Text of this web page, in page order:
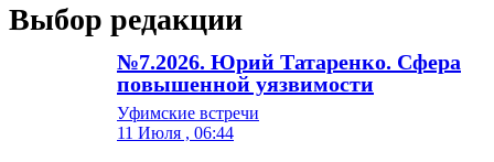
Выбор редакции
№7.2026. Юрий Татаренко. Сфера
повышенной уязвимости
Уфимские встречи
11 Июля , 06:44